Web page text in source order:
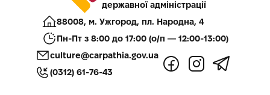
державної адміністрації
88008, м. Ужгород, пл. Народна, 4
Пн-Пт з 8:00 до 17:00 (о/п — 12:00-13:00)
culture@carpathia.gov.ua
(0312) 61-76-43